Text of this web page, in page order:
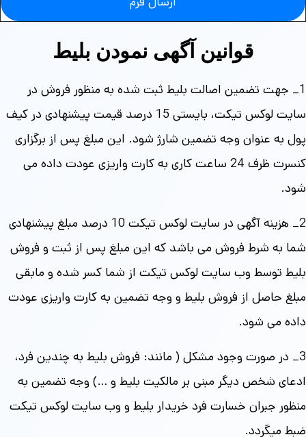
قوانین آگهی نمودن بلیط
1_ جهت تضمین اصالت بلیط ثبت شده به منظور فروش در
سایت لوکس تیکت، بایستی 15 درصد قیمت پیشنهادی در کیف
پول به عنوان وجه تضمین شارژ شود. این مبلغ پس از برگزاری
کنسرت ظرف 24 ساعت کاری به کارت واریزی عودت داده می
شود.
2_ هزینه آگهی در سایت لوکس تیکت 10 درصد مبلغ پیشنهادی
شما به شرط فروش می باشد که این مبلغ پس از ثبت و فروش
بلیط توسط وب سایت لوکس تیکت از شما کسر شده و مابقی
مبلغ حاصل از فروش بلیط و وجه تضمین به کارت واریزی عودت
داده می شود.
3_ در صورت وجود مشکل ( مانند: فروش بلیط به چندین فرد،
ادعای شخص دیگر مبنی بر مالکیت بلیط و …) وجه تضمین به
منظور جبران خسارت فرد خریدار بلیط و وب سایت لوکس تیکت
ضبط میگردد.